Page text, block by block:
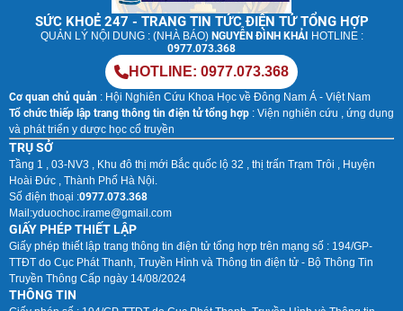
SỨC KHOẺ 247 - TRANG TIN TỨC ĐIỆN TỬ TỔNG HỢP
QUẢN LÝ NỘI DUNG : (NHÀ BÁO) NGUYỄN ĐÌNH KHẢI
HOTLINE :
0977.073.368
HOTLINE: 0977.073.368
Cơ quan chủ quản : Hội Nghiên Cứu Khoa Học về Đông Nam Á - Việt Nam
Tổ chức thiếp lập trang thông tin điện tử tổng hợp : Viện nghiên cứu , ứng dụng
và phát triển y dược học cổ truyền
TRỤ SỞ
Tầng 1 , 03-NV3 , Khu đô thị mới Bắc quốc lộ 32 , thị trấn Trạm Trôi , Huyện
Hoài Đức , Thành Phố Hà Nội.
Số điện thoại :0977.073.368
Mail:yduochoc.irame@gmail.com
GIẤY PHÉP THIẾT LẬP
Giấy phép thiết lập trang thông tin điện tử tổng hợp trên mạng số : 194/GP-
TTĐT do Cục Phát Thanh, Truyền Hình và Thông tin điện tử - Bộ Thông Tin
Truyền Thông Cấp ngày 14/08/2024
THÔNG TIN